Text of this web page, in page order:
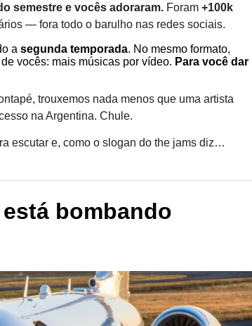
semestre e vocês adoraram. Foram +100k
— fora todo o barulho nas redes sociais.
a segunda temporada. No mesmo formato,
vocês: mais músicas por vídeo. Para você dar
trouxemos nada menos que uma artista
na Argentina. Chule.
escutar e, como o slogan do the jams diz…
bombando